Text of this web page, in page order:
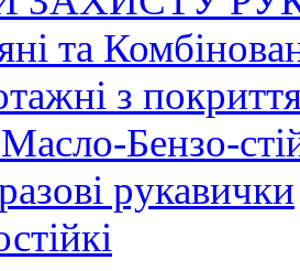
та
з
Бензо-
рукавички